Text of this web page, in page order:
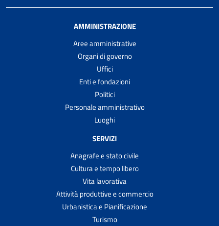
AMMINISTRAZIONE
Aree amministrative
Organi di governo
Uffici
Enti e fondazioni
Politici
Personale amministrativo
Luoghi
SERVIZI
Anagrafe e stato civile
Cultura e tempo libero
Vita lavorativa
Attività produttive e commercio
Urbanistica e Pianificazione
Turismo